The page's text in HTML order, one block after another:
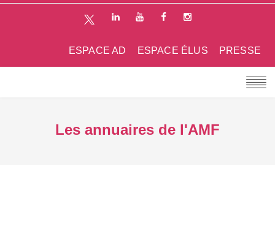
PRESSE
ESPACE ÉLUS
ESPACE AD
Les annuaires de l'AMF